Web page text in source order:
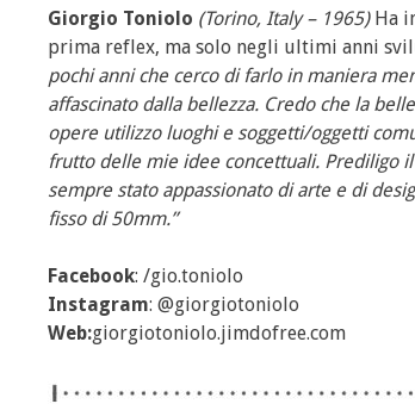
Giorgio Toniolo (Torino, Italy – 1965)Ha
prima reflex, ma solo negli ultimi anni
pochi anni che cerco di farlo in maniera
affascinato dalla bellezza. Credo che la
opere utilizzo luoghi e soggetti/oggetti
frutto delle mie idee concettuali. Prediligo
sempre stato appassionato di arte e di
fisso di 50mm.”
Facebook: /gio.toniolo
Instagram: @giorgiotoniolo
Web:giorgiotoniolo.jimdofree.com